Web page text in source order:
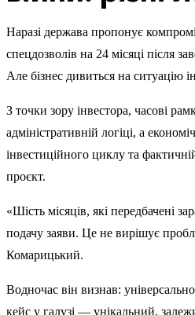
Наразі держава пропонує
спецдозволів на 24 місяці після
Але бізнес дивиться на ситуацію
З точки зору інвестора, часові
адміністративній логіці, а
інвестиційного циклу та
проєкт.
«Шість місяців, які передбачені
подачу заяви. Це не вирішує
Комарицький.
Водночас він визнав:
кейс у галузі — унікальний,